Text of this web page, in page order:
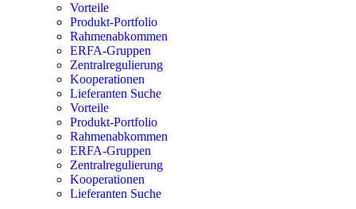
Vorteile
Produkt-Portfolio
Rahmenabkommen
ERFA-Gruppen
Zentralregulierung
Kooperationen
Lieferanten Suche
Vorteile
Produkt-Portfolio
Rahmenabkommen
ERFA-Gruppen
Zentralregulierung
Kooperationen
Lieferanten Suche